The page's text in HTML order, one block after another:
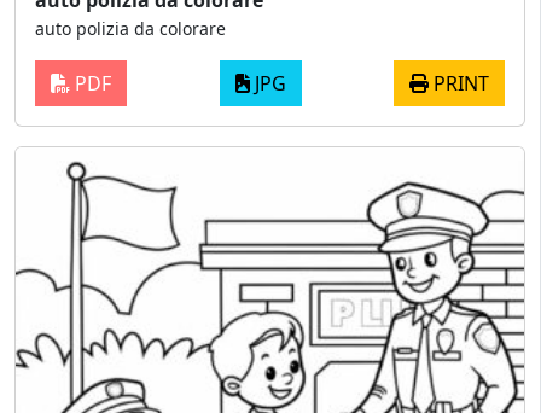
auto polizia da colorare
PDF JPG PRINT